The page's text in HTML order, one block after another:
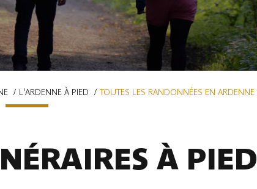
L'ARDENNE À PIED TOUTES LES RANDONNÉES EN ARDENNE
À PIED